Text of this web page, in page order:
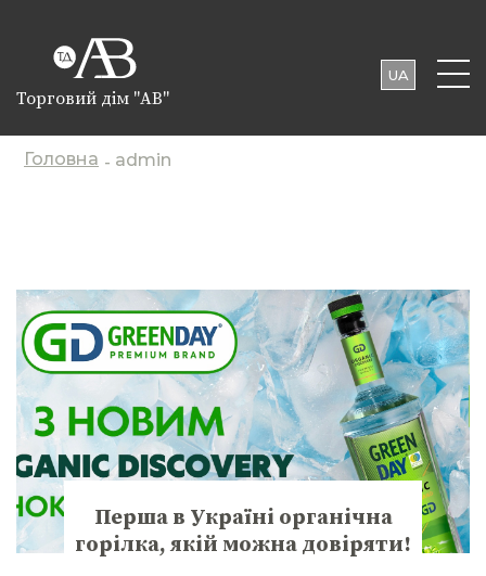
Торговий дім "АВ"
UA
PL
Головна - admin
Перша в Україні органічна
горілка, якій можна довіряти!